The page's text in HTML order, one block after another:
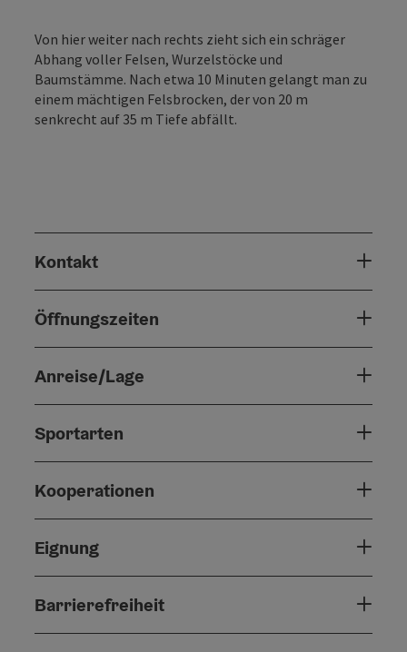
Von hier weiter nach rechts zieht sich ein schräger
Abhang voller Felsen, Wurzelstöcke und
Baumstämme. Nach etwa 10 Minuten gelangt man zu
einem mächtigen Felsbrocken, der von 20 m
senkrecht auf 35 m Tiefe abfällt.
Kontakt
Öffnungszeiten
Anreise/Lage
Sportarten
Kooperationen
Eignung
Barrierefreiheit